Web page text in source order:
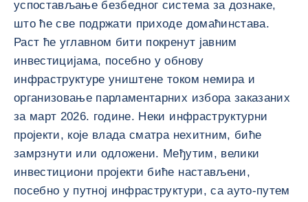
успостављање безбедног система за дознаке,
што ће све подржати приходе домаћинстава.
Раст ће углавном бити покренут јавним
инвестицијама, посебно у обнову
инфраструктуре уништене током немира и
организовање парламентарних избора заказаних
за март 2026. године. Неки инфраструктурни
пројекти, које влада сматра нехитним, биће
замрзнути или одложени. Међутим, велики
инвестициони пројекти биће настављени,
посебно у путној инфраструктури, са ауто-путем